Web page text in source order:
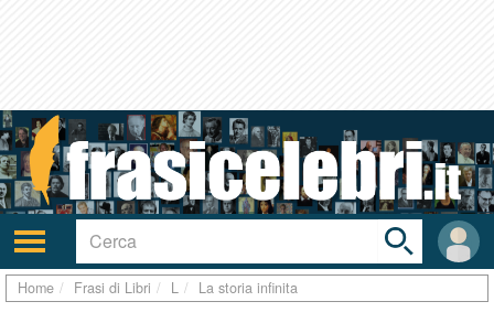
Attiva/disattiva
navigazione
User
area
Toggle
search
bar
Home Frasi di Libri L La storia infinita